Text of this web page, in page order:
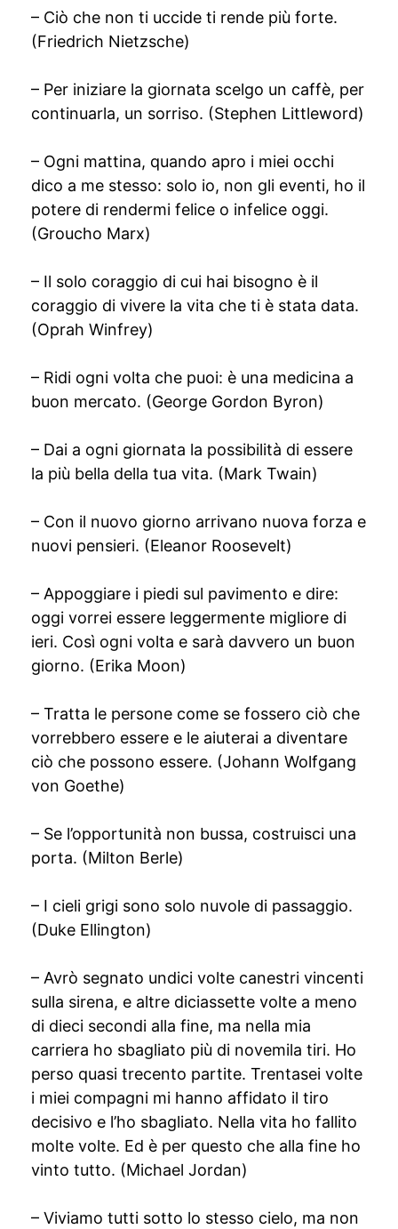
– Ciò che non ti uccide ti rende più forte.
(Friedrich Nietzsche)
– Per iniziare la giornata scelgo un caffè, per
continuarla, un sorriso. (Stephen Littleword)
– Ogni mattina, quando apro i miei occhi
dico a me stesso: solo io, non gli eventi, ho il
potere di rendermi felice o infelice oggi.
(Groucho Marx)
– Il solo coraggio di cui hai bisogno è il
coraggio di vivere la vita che ti è stata data.
(Oprah Winfrey)
– Ridi ogni volta che puoi: è una medicina a
buon mercato. (George Gordon Byron)
– Dai a ogni giornata la possibilità di essere
la più bella della tua vita. (Mark Twain)
– Con il nuovo giorno arrivano nuova forza e
nuovi pensieri. (Eleanor Roosevelt)
– Appoggiare i piedi sul pavimento e dire:
oggi vorrei essere leggermente migliore di
ieri. Così ogni volta e sarà davvero un buon
giorno. (Erika Moon)
– Tratta le persone come se fossero ciò che
vorrebbero essere e le aiuterai a diventare
ciò che possono essere. (Johann Wolfgang
von Goethe)
– Se l’opportunità non bussa, costruisci una
porta. (Milton Berle)
– I cieli grigi sono solo nuvole di passaggio.
(Duke Ellington)
– Avrò segnato undici volte canestri vincenti
sulla sirena, e altre diciassette volte a meno
di dieci secondi alla fine, ma nella mia
carriera ho sbagliato più di novemila tiri. Ho
perso quasi trecento partite. Trentasei volte
i miei compagni mi hanno affidato il tiro
decisivo e l’ho sbagliato. Nella vita ho fallito
molte volte. Ed è per questo che alla fine ho
vinto tutto. (Michael Jordan)
– Viviamo tutti sotto lo stesso cielo, ma non